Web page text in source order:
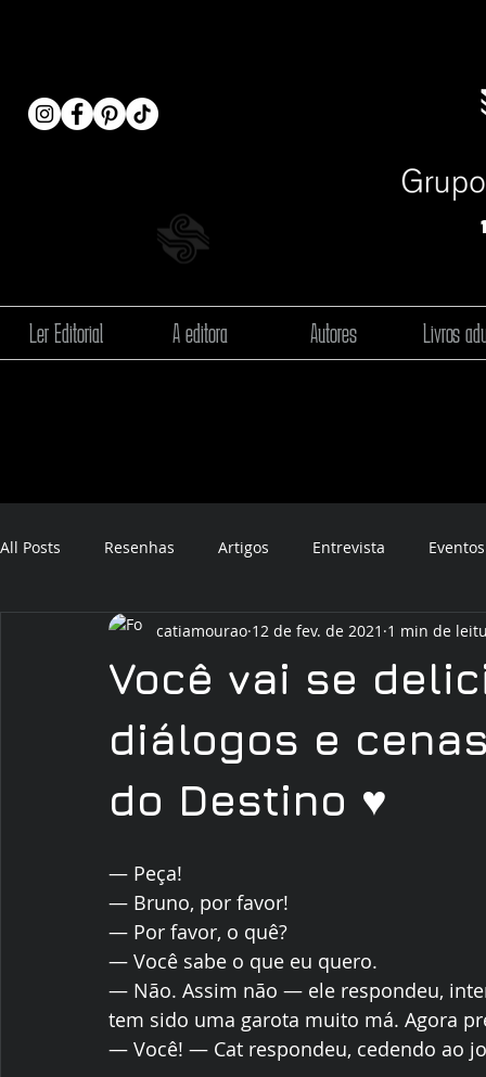
Ler Editorial A editora Autores Livros
All Posts Resenhas Artigos Entrevista Eventos
audiobook
Você vai se
diálogos e
do Destino ♥️
catiamourao 12 de fev. de 2021 1 min de
― Peça!
― Bruno, por favor!
― Por favor, o quê?
― Você sabe o que eu quero.
― Não. Assim não ― ele respondeu,
tem sido uma garota muito má. Agora
― Você! ― Cat respondeu, cedendo ao